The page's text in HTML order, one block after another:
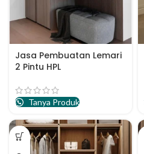
Jasa Pembuatan Lemari
2 Pintu HPL
Tanya Produk